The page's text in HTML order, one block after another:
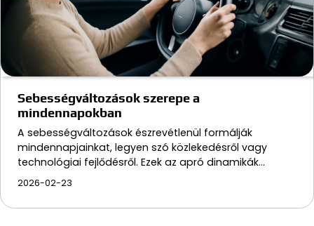
Sebességváltozások szerepe a
mindennapokban
A sebességváltozások észrevétlenül formálják
mindennapjainkat, legyen szó közlekedésről vagy
technológiai fejlődésről. Ezek az apró dinamikák…
2026-02-23